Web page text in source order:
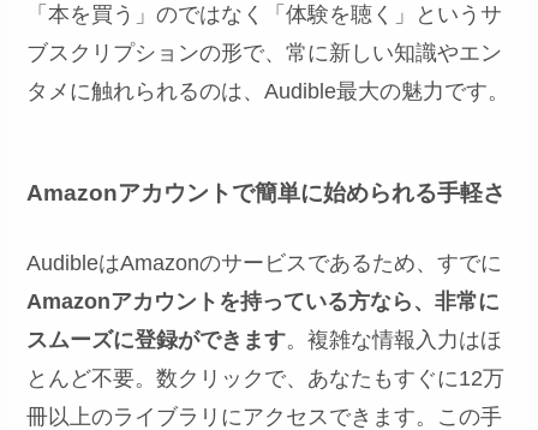
「本を買う」のではなく「体験を聴く」というサ
ブスクリプションの形で、常に新しい知識やエン
タメに触れられるのは、Audible最大の魅力です。
Amazonアカウントで簡単に始められる手軽さ
AudibleはAmazonのサービスであるため、すでに
Amazonアカウントを持っている方なら、非常に
スムーズに登録ができます。複雑な情報入力はほ
とんど不要。数クリックで、あなたもすぐに12万
冊以上のライブラリにアクセスできます。この手